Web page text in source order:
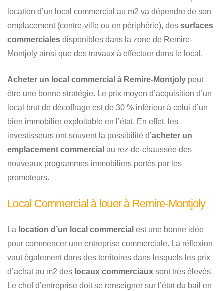
location d’un local commercial au m2 va dépendre de son
emplacement (centre-ville ou en périphérie), des surfaces
commerciales disponibles dans la zone de Remire-
Montjoly ainsi que des travaux à effectuer dans le local.
Acheter un local commercial à Remire-Montjoly peut
être une bonne stratégie. Le prix moyen d’acquisition d’un
local brut de décoffrage est de 30 % inférieur à celui d’un
bien immobilier exploitable en l’état. En effet, les
investisseurs ont souvent la possibilité d’acheter un
emplacement commercial au rez-de-chaussée des
nouveaux programmes immobiliers portés par les
promoteurs.
Local Commercial à louer à Remire-Montjoly
La location d’un local commercial est une bonne idée
pour commencer une entreprise commerciale. La réflexion
vaut également dans des territoires dans lesquels les prix
d’achat au m2 des locaux commerciaux sont très élevés.
Le chef d’entreprise doit se renseigner sur l’état du bail en